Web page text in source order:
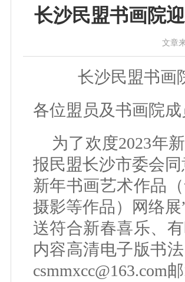
长沙民盟书画院
文章来
长沙民盟书画
各位盟员及书画院成
为了欢度2023年
报民盟长沙市委会
新年书画艺术作品
摄影等作品）网络
送符合新春喜乐、
内容高清电子版书